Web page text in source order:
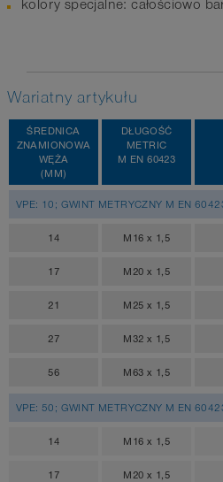
kolory specjalne: całościowo
Wariatny artykułu
ŚREDNICA
ZNAMIONOWA
WĘŻA
(MM)
DŁUGOŚĆ
METRIC
M EN 60423
VPE: 10; GWINT METRYCZNY M EN
14 M16 x 1,5
17 M20 x 1,5
21 M25 x 1,5
27 M32 x 1,5
56 M63 x 1,5
VPE: 50; GWINT METRYCZNY M EN
14 M16 x 1,5
17 M20 x 1,5